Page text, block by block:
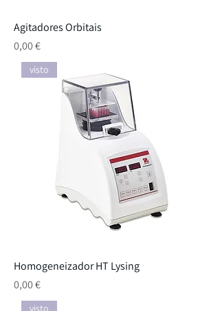
Agitadores Orbitais
Preço
0,00 €
visto
Homogeneizador HT Lysing
Preço
0,00 €
visto